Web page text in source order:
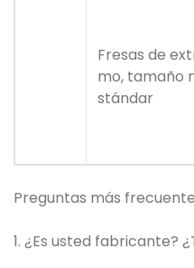
Fresas de
mo, tamaño
stándar
Preguntas más
1. ¿Es usted fabricante?